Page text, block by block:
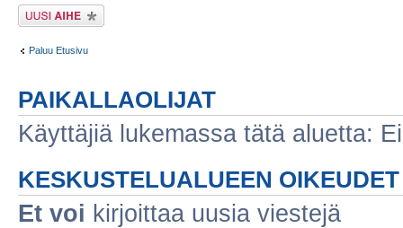
Lähetä uusi viesti
Paluu Etusivu
PAIKALLAOLIJAT
Käyttäjiä lukemassa tätä aluetta:
KESKUSTELUALUEEN OIKEUDET
Et voi kirjoittaa uusia viestejä